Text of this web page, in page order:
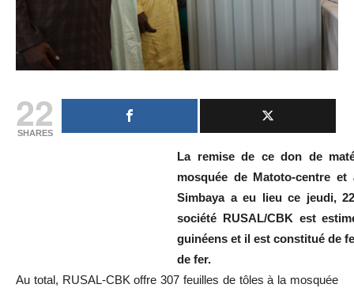
22
SHARES
La remise de ce don de
mosquée de Matoto-centre et
Simbaya a eu lieu ce jeudi,
société RUSAL/CBK est
guinéens et il est constitué de
de fer.
Au total, RUSAL-CBK offre 307 feuilles de tôles à la mosquée